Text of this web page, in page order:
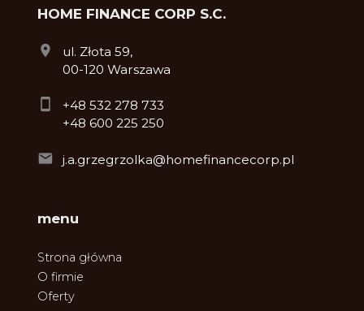
HOME FINANCE CORP S.C.
ul. Złota 59,
00-120 Warszawa
+48 532 278 733
+48 600 225 250
j.a.grzegrzolka@homefinancecorp.pl
menu
Strona główna
O firmie
Oferty